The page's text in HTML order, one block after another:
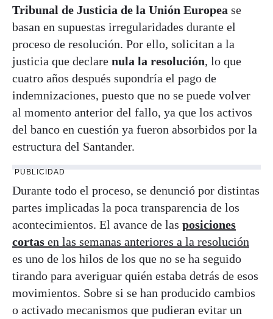
Tribunal de Justicia de la Unión Europea se
basan en supuestas irregularidades durante el
proceso de resolución. Por ello, solicitan a la
justicia que declare nula la resolución, lo que
cuatro años después supondría el pago de
indemnizaciones, puesto que no se puede volver
al momento anterior del fallo, ya que los activos
del banco en cuestión ya fueron absorbidos por la
estructura del Santander.
PUBLICIDAD
Durante todo el proceso, se denunció por distintas
partes implicadas la poca transparencia de los
acontecimientos. El avance de las posiciones
cortas en las semanas anteriores a la resolución
es uno de los hilos de los que no se ha seguido
tirando para averiguar quién estaba detrás de esos
movimientos. Sobre si se han producido cambios
o activado mecanismos que pudieran evitar un